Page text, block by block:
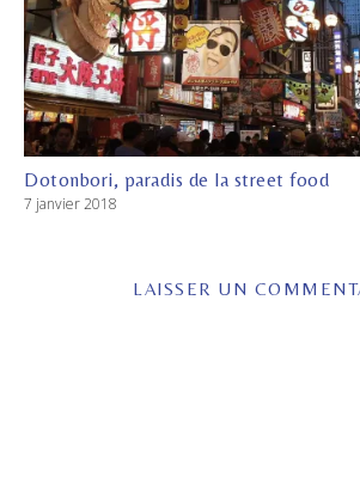
Dotonbori, paradis de la street food
7 janvier 2018
LAISSER UN